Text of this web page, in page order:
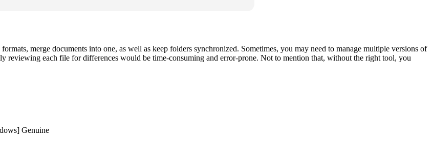
merge documents into one, as well as keep folders synchronized. Sometimes, you may need to manage multiple versions of
reviewing each file for differences would be time-consuming and error-prone. Not to mention that, without the right tool, you
Genuine